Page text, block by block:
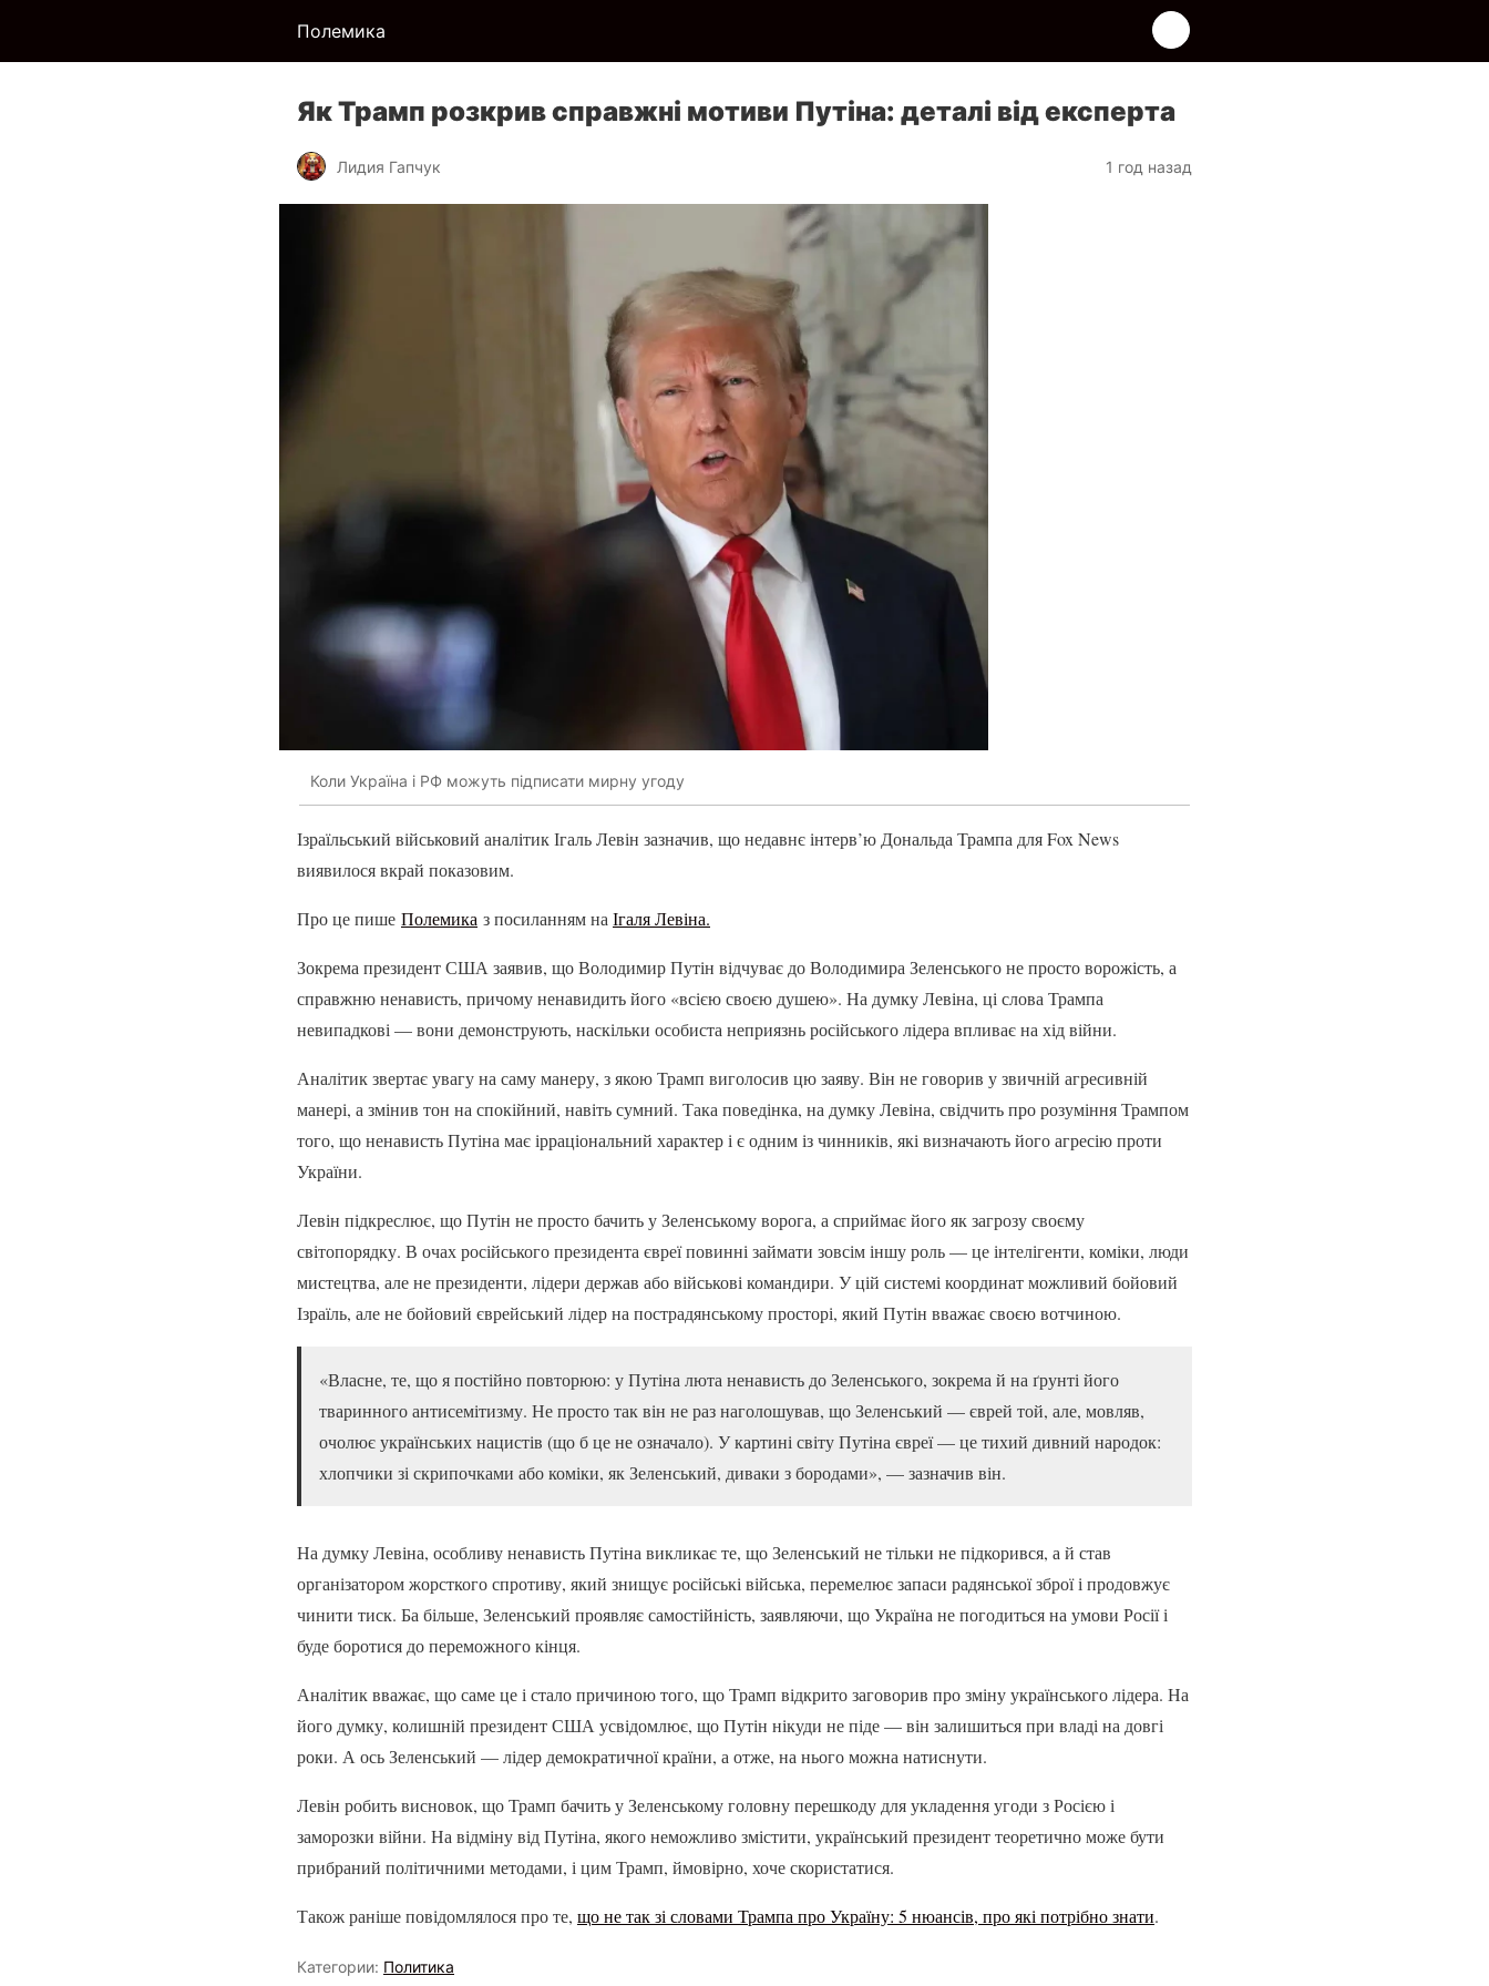
Полемика
Як Трамп розкрив справжні мотиви Путіна: деталі від експерта
Лидия Гапчук 1 год назад
Коли Україна і РФ можуть підписати мирну угоду
Ізраїльський військовий аналітик Ігаль Левін зазначив, що недавнє інтерв’ю Дональда Трампа для Fox News
виявилося вкрай показовим.
Про це пише Полемика з посиланням на Ігаля Левіна.
Зокрема президент США заявив, що Володимир Путін відчуває до Володимира Зеленського не просто ворожість, а
справжню ненависть, причому ненавидить його «всією своєю душею». На думку Левіна, ці слова Трампа
невипадкові — вони демонструють, наскільки особиста неприязнь російського лідера впливає на хід війни.
Аналітик звертає увагу на саму манеру, з якою Трамп виголосив цю заяву. Він не говорив у звичній агресивній
манері, а змінив тон на спокійний, навіть сумний. Така поведінка, на думку Левіна, свідчить про розуміння Трампом
того, що ненависть Путіна має ірраціональний характер і є одним із чинників, які визначають його агресію проти
України.
Левін підкреслює, що Путін не просто бачить у Зеленському ворога, а сприймає його як загрозу своєму
світопорядку. В очах російського президента євреї повинні займати зовсім іншу роль — це інтелігенти, коміки, люди
мистецтва, але не президенти, лідери держав або військові командири. У цій системі координат можливий бойовий
Ізраїль, але не бойовий єврейський лідер на пострадянському просторі, який Путін вважає своєю вотчиною.
«Власне, те, що я постійно повторюю: у Путіна люта ненависть до Зеленського, зокрема й на ґрунті його
тваринного антисемітизму. Не просто так він не раз наголошував, що Зеленський — єврей той, але, мовляв,
очолює українських нацистів (що б це не означало). У картині світу Путіна євреї — це тихий дивний народок:
хлопчики зі скрипочками або коміки, як Зеленський, диваки з бородами», — зазначив він.
На думку Левіна, особливу ненависть Путіна викликає те, що Зеленський не тільки не підкорився, а й став
організатором жорсткого спротиву, який знищує російські війська, перемелює запаси радянської зброї і продовжує
чинити тиск. Ба більше, Зеленський проявляє самостійність, заявляючи, що Україна не погодиться на умови Росії і
буде боротися до переможного кінця.
Аналітик вважає, що саме це і стало причиною того, що Трамп відкрито заговорив про зміну українського лідера. На
його думку, колишній президент США усвідомлює, що Путін нікуди не піде — він залишиться при владі на довгі
роки. А ось Зеленський — лідер демократичної країни, а отже, на нього можна натиснути.
Левін робить висновок, що Трамп бачить у Зеленському головну перешкоду для укладення угоди з Росією і
заморозки війни. На відміну від Путіна, якого неможливо змістити, український президент теоретично може бути
прибраний політичними методами, і цим Трамп, ймовірно, хоче скористатися.
Також раніше повідомлялося про те, що не так зі словами Трампа про Україну: 5 нюансів, про які потрібно знати.
Категории: Политика